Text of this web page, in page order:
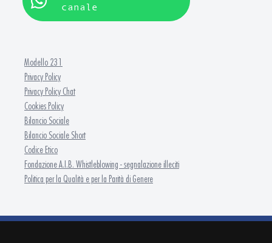
canale
Modello 231
Privacy Policy
Privacy Policy Chat
Cookies Policy
Bilancio Sociale
Bilancio Sociale Short
Codice Etico
Fondazione A.I.B. Whistleblowing - segnalazione illeciti
Politica per la Qualità e per la Parità di Genere